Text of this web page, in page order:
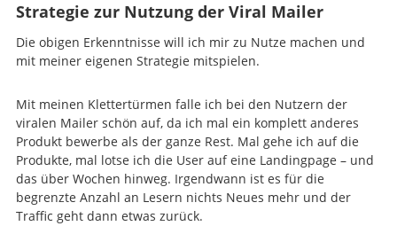
Strategie zur Nutzung der Viral Mailer
Die obigen Erkenntnisse will ich mir zu Nutze machen und
mit meiner eigenen Strategie mitspielen.
Mit meinen Klettertürmen falle ich bei den Nutzern der
viralen Mailer schön auf, da ich mal ein komplett anderes
Produkt bewerbe als der ganze Rest. Mal gehe ich auf die
Produkte, mal lotse ich die User auf eine Landingpage – und
das über Wochen hinweg. Irgendwann ist es für die
begrenzte Anzahl an Lesern nichts Neues mehr und der
Traffic geht dann etwas zurück.